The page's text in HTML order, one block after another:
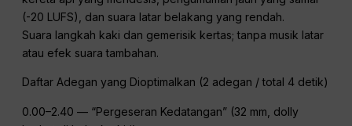
Pakaian / Properti / Ekstra
Subjek utama: Pelancong berusia pertengahan 30-an,
mengenakan mantel biru tua, ransel diselempangkan di
Ekstra: commuters dengan warna-warna lembut; seorang
Properti: cangkir kopi kertas, koper roda, papan